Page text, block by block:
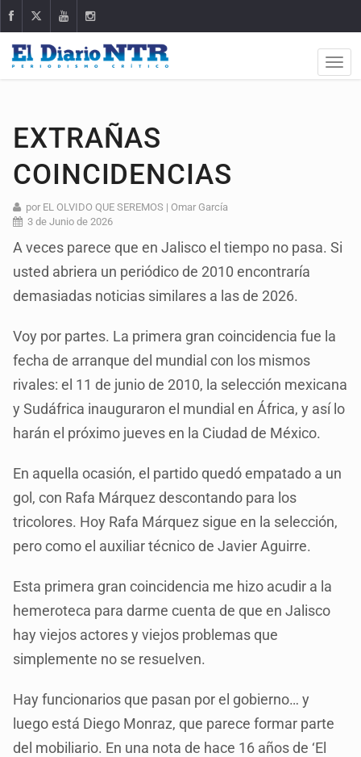
EXTRAÑAS
COINCIDENCIAS
por EL OLVIDO QUE SEREMOS | Omar García
3 de Junio de 2026
A veces parece que en Jalisco el tiempo no pasa. Si
usted abriera un periódico de 2010 encontraría
demasiadas noticias similares a las de 2026.
Voy por partes. La primera gran coincidencia fue la
fecha de arranque del mundial con los mismos
rivales: el 11 de junio de 2010, la selección mexicana
y Sudáfrica inauguraron el mundial en África, y así lo
harán el próximo jueves en la Ciudad de México.
En aquella ocasión, el partido quedó empatado a un
gol, con Rafa Márquez descontando para los
tricolores. Hoy Rafa Márquez sigue en la selección,
pero como el auxiliar técnico de Javier Aguirre.
Esta primera gran coincidencia me hizo acudir a la
hemeroteca para darme cuenta de que en Jalisco
hay viejos actores y viejos problemas que
simplemente no se resuelven.
Hay funcionarios que pasan por el gobierno… y
luego está Diego Monraz, que parece formar parte
del mobiliario. En una nota de hace 16 años de ‘El